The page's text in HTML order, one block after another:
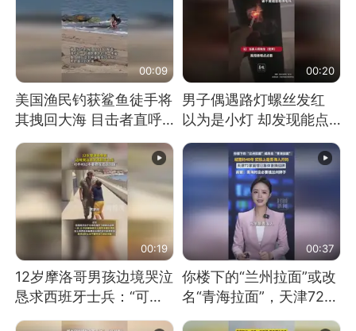
00:09
美国渔民钓获鲨鱼徒手将
其拽回大海 目击者直呼
震惊 （视频来源：参考
消息）
00:20
男子偶遇路灯螺丝发红
以为是小灯 却发现能点
燃香烟 当事人：已报警
处理
00:19
12岁摩洛哥男孩边境哭泣
恳求西班牙士兵：“可不
可以不要把我遣返回国”
00:37
你楼下的“兰州拉面”或改
名“青海拉面”，天津72家
面馆已集体更换招牌